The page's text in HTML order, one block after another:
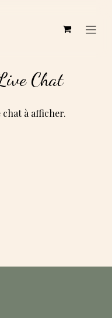
Chat
à afficher.